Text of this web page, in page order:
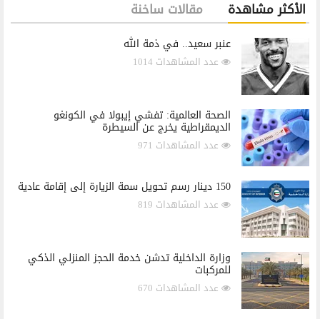
الأكثر مشاهدة مقالات ساخنة
عنبر سعيد.. في ذمة الله
عدد المشاهدات 1014
الصحة العالمية: تفشي إيبولا في الكونغو
الديمقراطية يخرج عن السيطرة
عدد المشاهدات 971
150 دينار رسم تحويل سمة الزيارة إلى إقامة عادية
عدد المشاهدات 819
وزارة الداخلية تدشن خدمة الحجز المنزلي الذكي
للمركبات
عدد المشاهدات 670